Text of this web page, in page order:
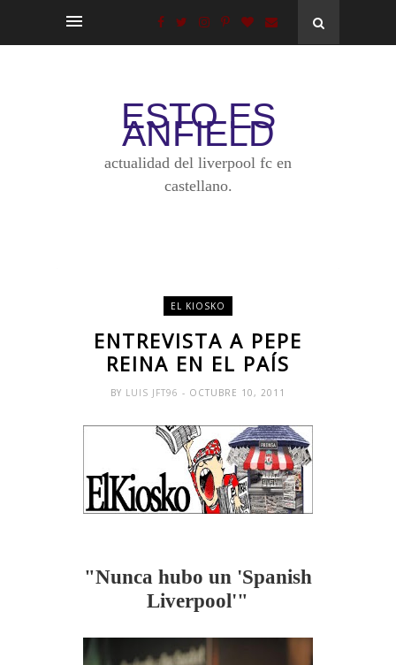
ESTO ES
ANFIELD
actualidad del liverpool fc en
castellano.
EL KIOSKO
ENTREVISTA A PEPE
REINA EN EL PAÍS
BY LUIS JFT96 - OCTUBRE 10, 2011
"Nunca hubo un 'Spanish
Liverpool'"